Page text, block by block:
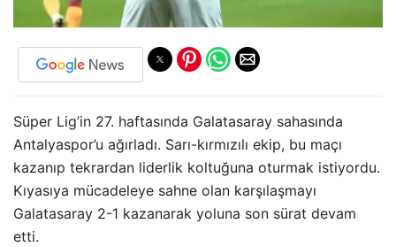
Süper Lig’in 27. haftasında Galatasaray sahasında
Antalyaspor’u ağırladı. Sarı-kırmızılı ekip, bu maçı
kazanıp tekrardan liderlik koltuğuna oturmak istiyordu.
Kıyasıya mücadeleye sahne olan karşılaşmayı
Galatasaray 2-1 kazanarak yoluna son sürat devam
etti.